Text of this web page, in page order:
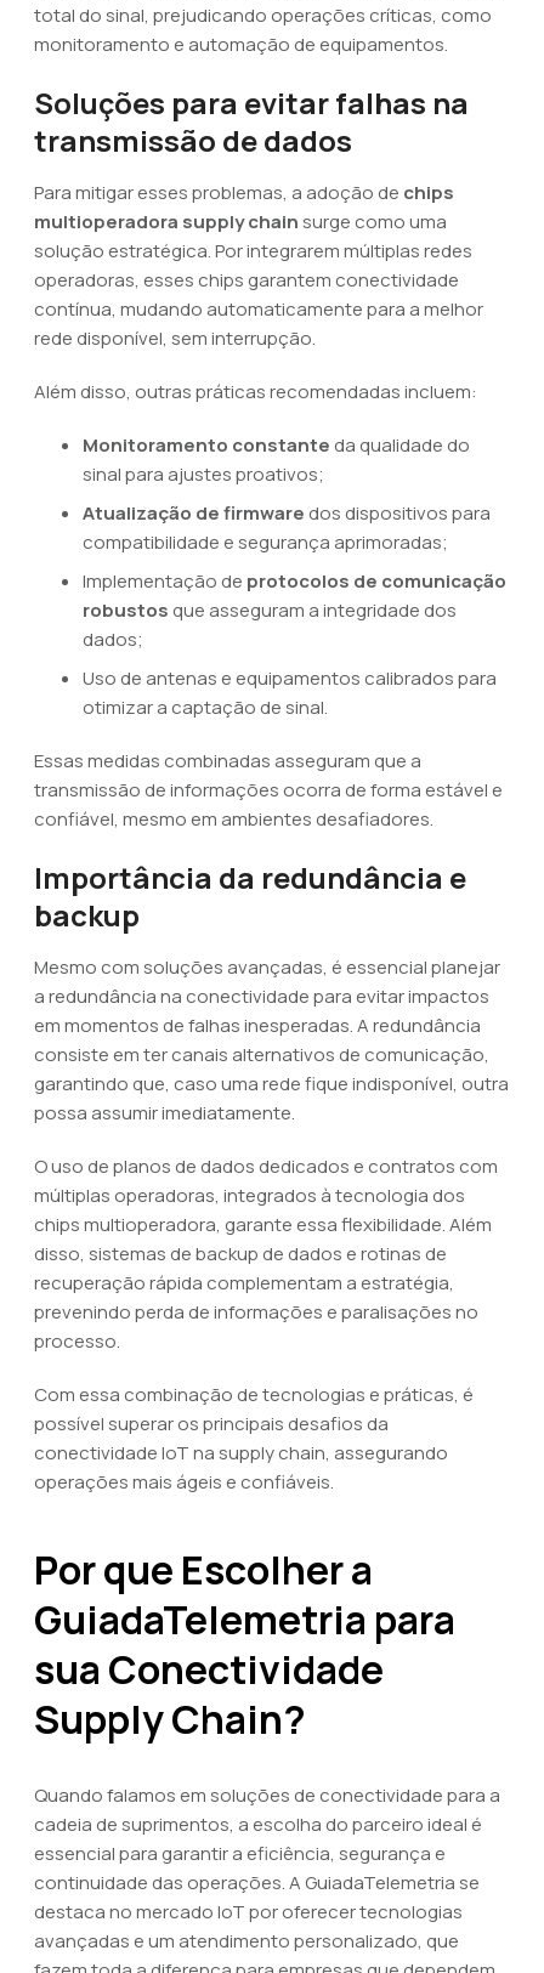
total do sinal, prejudicando operações críticas, como
monitoramento e automação de equipamentos.
Soluções para evitar falhas na
transmissão de dados
Para mitigar esses problemas, a adoção de chips
multioperadora supply chain surge como uma
solução estratégica. Por integrarem múltiplas redes
operadoras, esses chips garantem conectividade
contínua, mudando automaticamente para a melhor
rede disponível, sem interrupção.
Além disso, outras práticas recomendadas incluem:
Monitoramento constante da qualidade do
sinal para ajustes proativos;
Atualização de firmware dos dispositivos para
compatibilidade e segurança aprimoradas;
Implementação de protocolos de comunicação
robustos que asseguram a integridade dos
dados;
Uso de antenas e equipamentos calibrados para
otimizar a captação de sinal.
Essas medidas combinadas asseguram que a
transmissão de informações ocorra de forma estável e
confiável, mesmo em ambientes desafiadores.
Importância da redundância e
backup
Mesmo com soluções avançadas, é essencial planejar
a redundância na conectividade para evitar impactos
em momentos de falhas inesperadas. A redundância
consiste em ter canais alternativos de comunicação,
garantindo que, caso uma rede fique indisponível, outra
possa assumir imediatamente.
O uso de planos de dados dedicados e contratos com
múltiplas operadoras, integrados à tecnologia dos
chips multioperadora, garante essa flexibilidade. Além
disso, sistemas de backup de dados e rotinas de
recuperação rápida complementam a estratégia,
prevenindo perda de informações e paralisações no
processo.
Com essa combinação de tecnologias e práticas, é
possível superar os principais desafios da
conectividade IoT na supply chain, assegurando
operações mais ágeis e confiáveis.
Por que Escolher a
GuiadaTelemetria para
sua Conectividade
Supply Chain?
Quando falamos em soluções de conectividade para a
cadeia de suprimentos, a escolha do parceiro ideal é
essencial para garantir a eficiência, segurança e
continuidade das operações. A GuiadaTelemetria se
destaca no mercado IoT por oferecer tecnologias
avançadas e um atendimento personalizado, que